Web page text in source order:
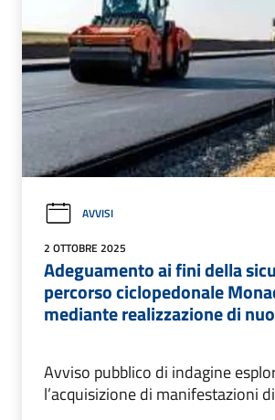
AVVISI
2 OTTOBRE 2025
Adeguamento ai fini della
percorso ciclopedonale
mediante realizzazione di
Avviso pubblico di indagine
l’acquisizione di manifestazioni